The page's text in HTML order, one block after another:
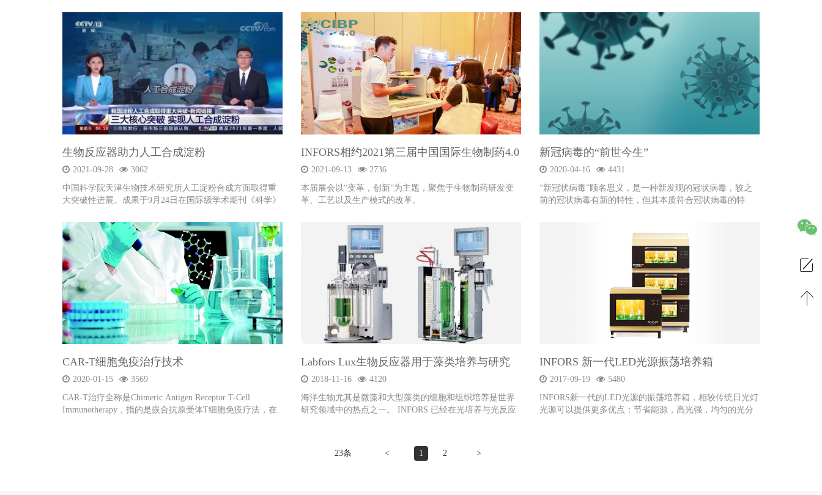
生产。
生物反应器助力人工合成淀粉
2021-09-28
3062
中国科学院天津生物技术研究所人工淀粉合成方面取得重
大突破性进展。成果于9月24日在国际级学术期刊《科学》
INFORS相约2021第三届中国国际生物制药4.0
峰会2021-09-13
2736
本届展会以“变革，创新”为主题，聚焦于生物制药研发变
革、工艺以及生产模式的改革。
新冠病毒的“前世今生”
2020-04-16
4431
“新冠状病毒”顾名思义，是一种新发现的冠状病毒，较之
前的冠状病毒有新的特性，但其本质符合冠状病毒的特
CAR-T细胞免疫治疗技术
2020-01-15
3569
CAR-T治疗全称是Chimeric Antigen Receptor T-Cell
Immunotherapy，指的是嵌合抗原受体T细胞免疫疗法，在
Labfors Lux生物反应器用于藻类培养与研究
2018-11-16
4120
海洋生物尤其是微藻和大型藻类的细胞和组织培养是世界
研究领域中的热点之一。 INFORS 已经在光培养与光反应
INFORS 新一代LED光源振荡培养箱
2017-09-19
5480
INFORS新一代的LED光源的振荡培养箱，相较传统日光灯
光源可以提供更多优点：节省能源，高光强，均匀的光分
23条 < 1 2 >